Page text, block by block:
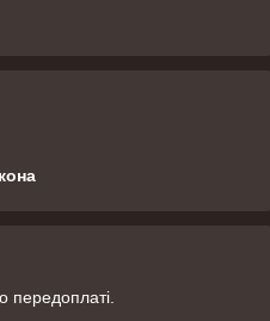
передоплаті.